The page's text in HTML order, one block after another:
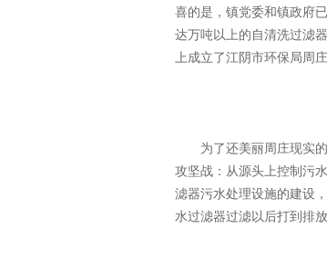
喜的是，镇党委和镇政府
达万吨以上的自清洗过滤
上成立了江阴市环保局周
为了还美丽周庄现实的
攻坚战：从源头上控制污
滤器污水处理设施的建设
水过滤器过滤以后打到排